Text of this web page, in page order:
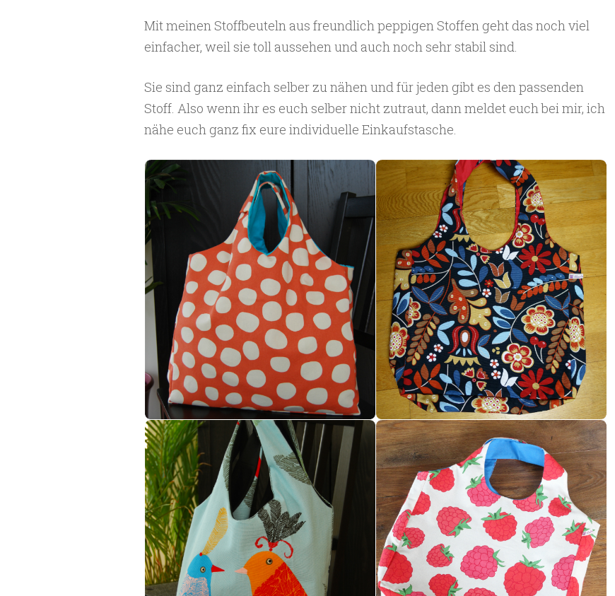
Mit meinen Stoffbeuteln aus freundlich peppigen Stoffen geht das noch viel
einfacher, weil sie toll aussehen und auch noch sehr stabil sind.
Sie sind ganz einfach selber zu nähen und für jeden gibt es den passenden
Stoff. Also wenn ihr es euch selber nicht zutraut, dann meldet euch bei mir, ich
nähe euch ganz fix eure individuelle Einkaufstasche.